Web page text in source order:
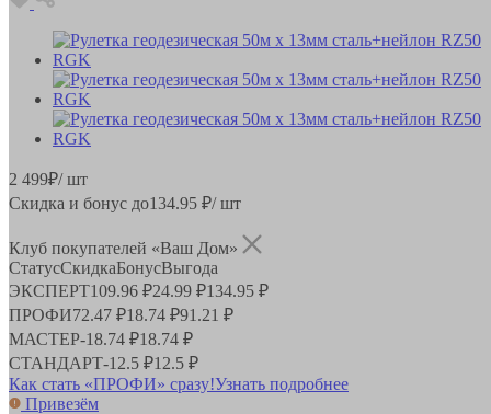
2 499₽/ шт
Скидка и бонус до134.95 ₽/ шт
Клуб покупателей «Ваш Дом»
СтатусСкидкаБонусВыгода
ЭКСПЕРТ109.96 ₽24.99 ₽134.95 ₽
ПРОФИ72.47 ₽18.74 ₽91.21 ₽
МАСТЕР-18.74 ₽18.74 ₽
СТАНДАРТ-12.5 ₽12.5 ₽
Как стать «ПРОФИ» сразу!Узнать подробнее
Привезём